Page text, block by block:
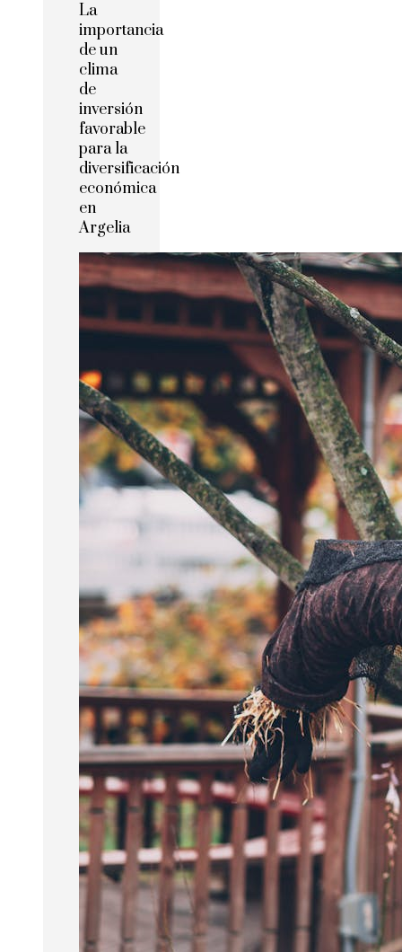
La
importancia
de un
clima
de
inversión
favorable
para la
diversificación
económica
en
Argelia